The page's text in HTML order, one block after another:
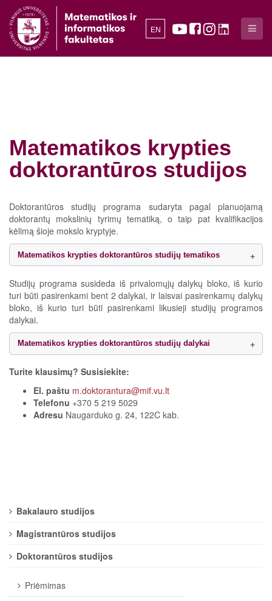
EN
Matematikos krypties
doktorantūros studijos
Doktorantūros studijų programa sudaryta pagal planuojamą
doktorantų mokslinių tyrimų tematiką, o taip pat kvalifikacijos
kėlimą šioje mokslo kryptyje.
Matematikos krypties doktorantūros studijų tematikos
Studijų programa susideda iš privalomųjų dalykų bloko, iš kurio
turi būti pasirenkami bent 2 dalykai, ir laisvai pasirenkamų dalykų
bloko, iš kurio turi būti pasirenkami likusieji studijų programos
dalykai.
Matematikos krypties doktorantūros studijų dalykai
Turite klausimų? Susisiekite:
El. paštu m.doktorantura@mif.vu.lt
Telefonu +370 5 219 5029
Adresu Naugarduko g. 24, 122C kab.
Bakalauro studijos
Magistrantūros studijos
Doktorantūros studijos
Priėmimas